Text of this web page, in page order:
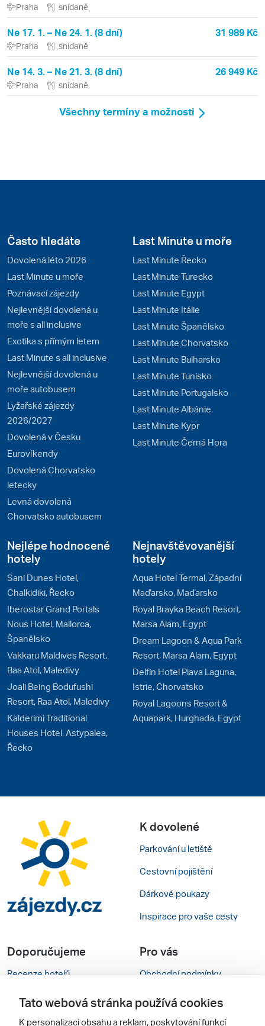
Praha snídaně
Ne 17. 1. – Ne 24. 1. (8 dní) 31 989 Kč
Praha snídaně
Ne 14. 3. – Ne 21. 3. (8 dní) 26 949 Kč
Praha snídaně
Všechny termíny a možnosti
Často hledáte
Dovolená léto 2026
Last Minute u moře
Poznávací zájezdy
Nejlevnější dovolená u
moře s all inclusive
Exotika s přímým letem
Last Minute s all inclusive
Nejlevnější dovolená u
moře autobusem
Lyžařské zájezdy
2026/2027
Dovolená v Česku
Eurovíkendy
Dovolená Chorvatsko
letecky
Levná dovolená
Chorvatsko autobusem
Last Minute u moře
Last Minute Řecko
Last Minute Turecko
Last Minute Egypt
Last Minute Itálie
Last Minute Španělsko
Last Minute Chorvatsko
Last Minute Bulharsko
Last Minute Tunisko
Last Minute Portugalsko
Last Minute Albánie
Last Minute Kypr
Last Minute Černá Hora
Nejlépe hodnocené
hotely
Sani Dunes Hotel,
Chalkidiki, Řecko
Iberostar Grand Portals
Nous Hotel, Mallorca,
Španělsko
Vakkaru Maldives Resort,
Baa Atol, Maledivy
Joali Being Bodufushi
Resort, Raa Atol, Maledivy
Kalderimi Traditional
Houses Hotel, Astypalea,
Řecko
Nejnavštěvovanější
hotely
Aqua Hotel Termal, Západní
Maďarsko, Maďarsko
Royal Brayka Beach Resort,
Marsa Alam, Egypt
Dream Lagoon & Aqua Park
Resort, Marsa Alam, Egypt
Delfin Hotel Plava Laguna,
Istrie, Chorvatsko
Royal Lagoons Resort &
Aquapark, Hurghada, Egypt
K dovolené
Parkování u letiště
Cestovní pojištění
Dárkové poukazy
Inspirace pro vaše cesty
Doporučujeme
Recenze hotelů
Rady na cestu
Cestovní kanceláře
Pro vás
Obchodní podmínky
Kontakty
Nastavení cookies
Tato webová stránka používá cookies
K personalizaci obsahu a reklam, poskytování funkcí